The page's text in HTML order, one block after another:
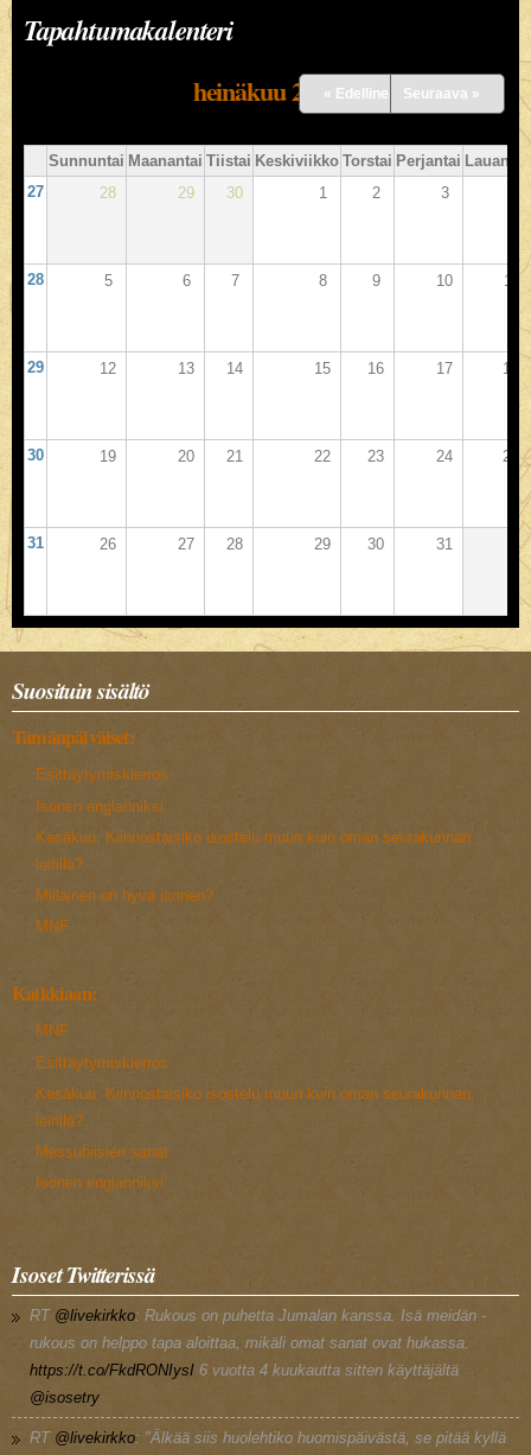
Tapahtumakalenteri
heinäkuu 2026« Edellinen Seuraava »
Sunnuntai Maanantai Tiistai Keskiviikko Torstai Perjantai Lauantai
27
28 29 30 1 2 3
28 5 6 7 8 9 10 11
29 12 13 14 15 16 17 18
30 19 20 21 22 23 24 25
31 26 27 28 29 30 31
Suosituin sisältö
Tämänpäiväiset:
Esittäytymiskierros
Isonen englanniksi
Kesäkuu: Kiinnostaisiko isostelu muun kuin oman seurakunnan
leirillä?
Millainen on hyvä isonen?
MNF
Kaikkiaan:
MNF
Esittäytymiskierros
Kesäkuu: Kiinnostaisiko isostelu muun kuin oman seurakunnan
leirillä?
Messubiisien sanat
Isonen englanniksi
Isoset Twitterissä
RT @livekirkko: Rukous on puhetta Jumalan kanssa. Isä meidän -
rukous on helppo tapa aloittaa, mikäli omat sanat ovat hukassa.
https://t.co/FkdRONIysI 6 vuotta 4 kuukautta sitten käyttäjältä
@isosetry
RT @livekirkko: "Älkää siis huolehtiko huomispäivästä, se pitää kyllä